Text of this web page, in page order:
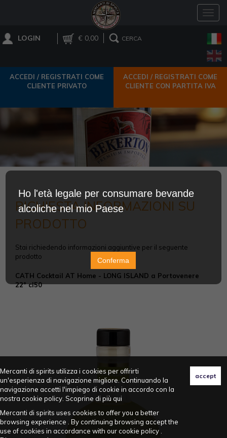
Mercanti di spirits utilizza i cookies per offrirti
un'esperienza di navigazione migliore. Continuando la
navigazione accetti l'impiego di cookie in accordo con la
nostra cookie policy. Scoprine di più qui
Mercanti di spirits uses cookies to offer you a better
browsing experience . By continuing browsing accept the
use of cookies in accordance with our cookie policy .
LOGIN € 0,00 CERCA
ACCEDI / REGISTRATI COME
CLIENTE PRIVATO
ACCEDI / REGISTRATI COME
CLIENTE CON PARTITA IVA
RICHIESTA INFORMAZIONI SU
PRODOTTO
Stai richiedendo informazioni aggiuntive per il seguente
prodotto
CATH Cocktail AT Home - LONG ISLAND a Portovenere
22° cl50
Ho l'età legale per consumare bevande
alcoliche nel mio Paese
Conferma